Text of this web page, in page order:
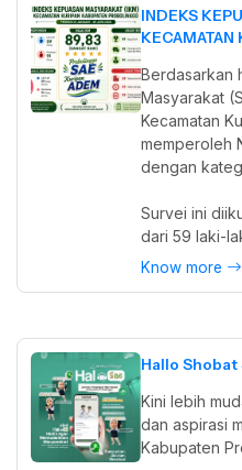
INDEKS
Berdasarkan
Masyarakat
Kecamatan
memperoleh
dengan
Survei ini
dari 59 laki-
Know more
Hallo Shobat
Kini lebih
dan aspirasi
Kabupaten